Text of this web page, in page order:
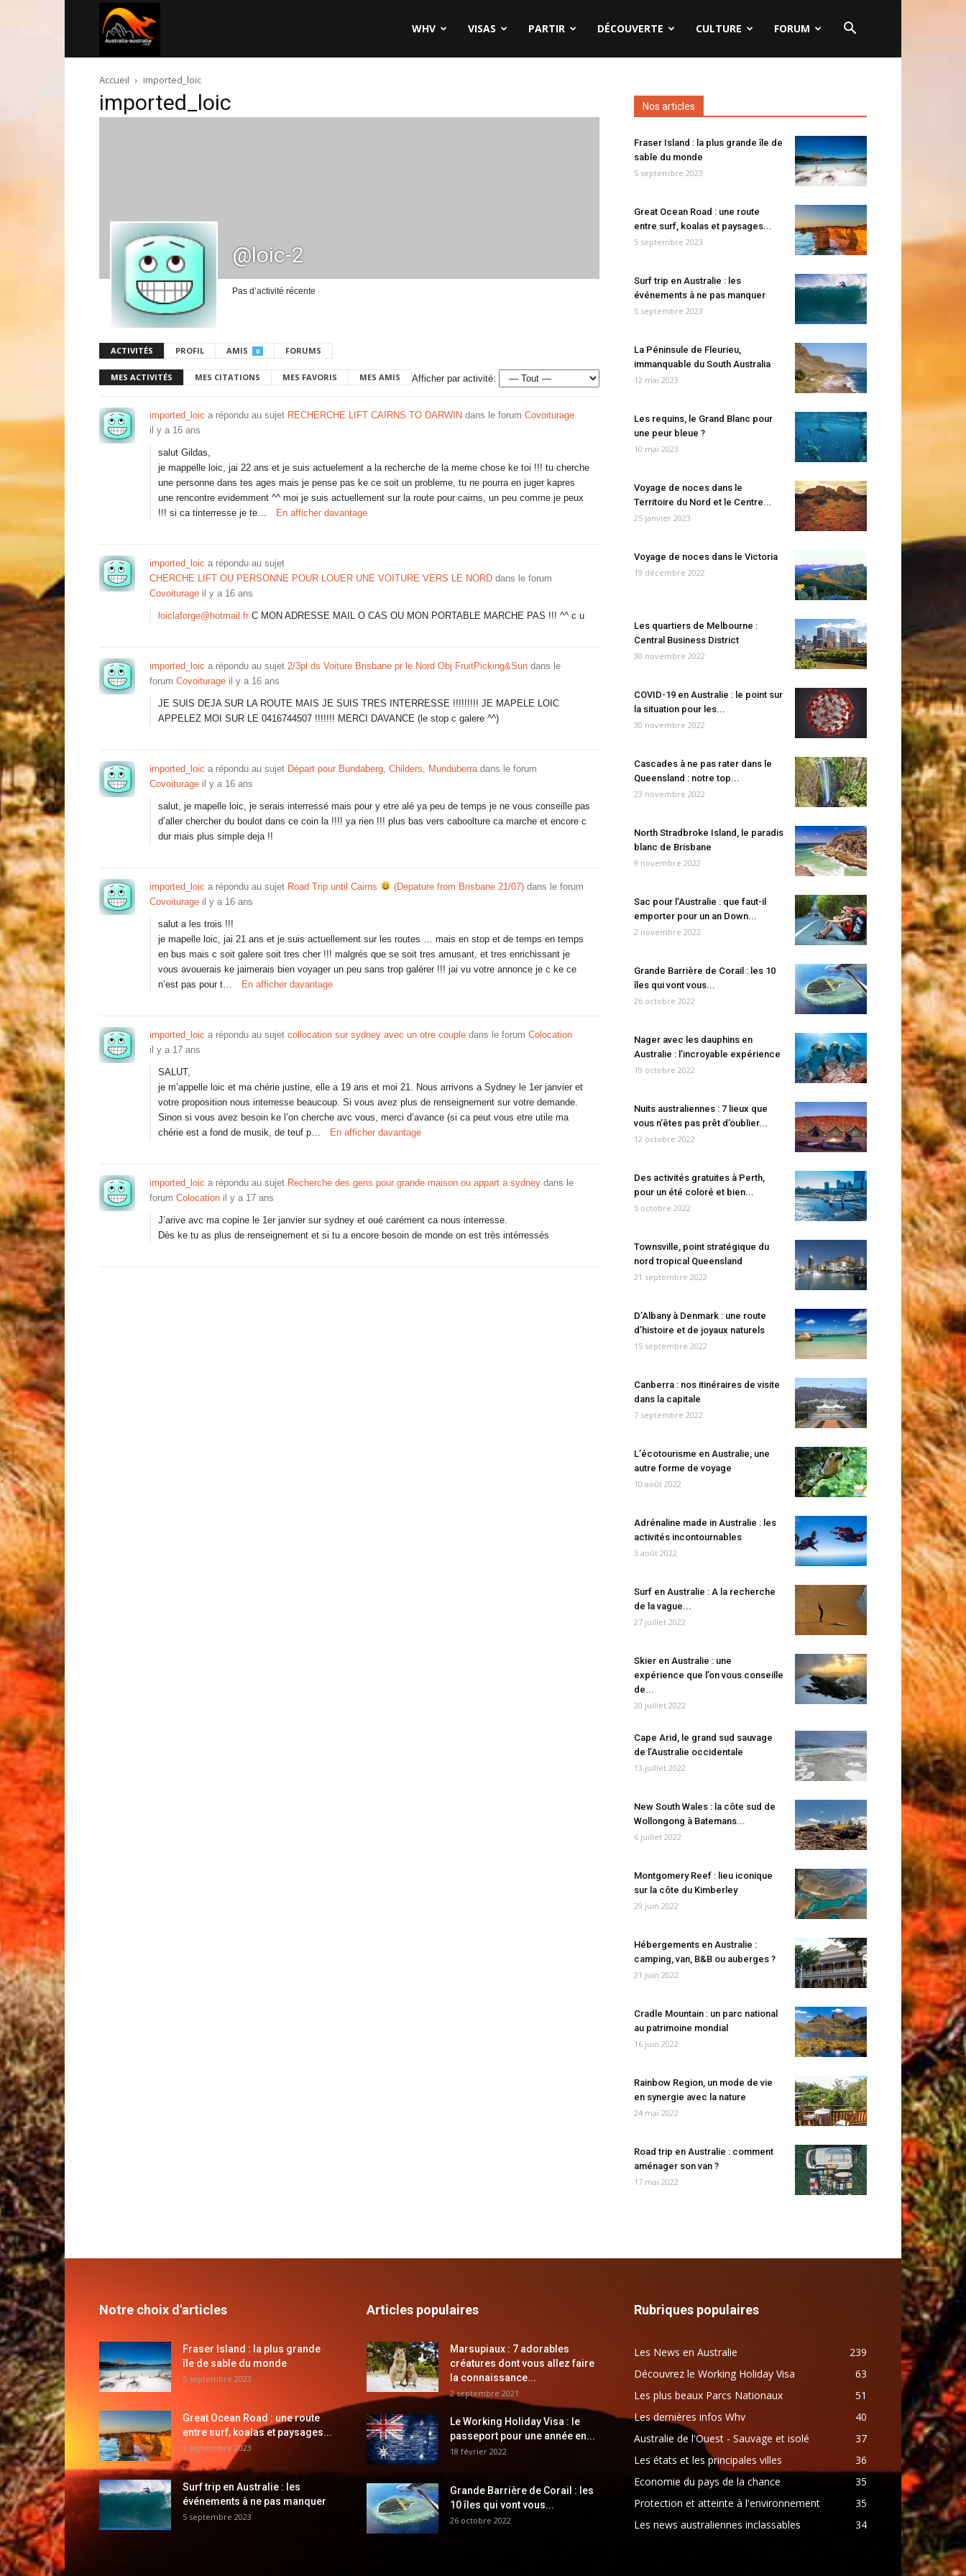
australie.com
WHV VISAS PARTIR DÉCOUVERTE CULTURE FORUM
Accueil imported_loic
imported_loic
@loic-2
Pas d’activité récente
ACTIVITÉS PROFIL AMIS 0 FORUMS
MES ACTIVITÉS MES CITATIONS MES FAVORIS MES AMIS Afficher par activité:
imported_loic a répondu au sujet RECHERCHE LIFT CAIRNS TO DARWIN dans le forum Covoiturage
il y a 16 ans
salut Gildas,
je mappelle loic, jai 22 ans et je suis actuelement a la recherche de la meme chose ke toi !!! tu cherche
une personne dans tes ages mais je pense pas ke ce soit un probleme, tu ne pourra en juger kapres
une rencontre evidemment ^^ moi je suis actuellement sur la route pour cairns, un peu comme je peux
!!! si ca tinterresse je te…
En afficher davantage
imported_loic a répondu au sujet
CHERCHE LIFT OU PERSONNE POUR LOUER UNE VOITURE VERS LE NORD dans le forum
Covoiturage il y a 16 ans
loiclaforge@hotmail.fr C MON ADRESSE MAIL O CAS OU MON PORTABLE MARCHE PAS !!! ^^ c u
imported_loic a répondu au sujet 2/3pl ds Voiture Brisbane pr le Nord Obj FruitPicking&Sun dans le
forum Covoiturage il y a 16 ans
JE SUIS DEJA SUR LA ROUTE MAIS JE SUIS TRES INTERRESSE !!!!!!!!! JE MAPELE LOIC
APPELEZ MOI SUR LE 0416744507 !!!!!!! MERCI DAVANCE (le stop c galere ^^)
imported_loic a répondu au sujet Départ pour Bundaberg, Childers, Munduberradans le forum
Covoiturage il y a 16 ans
salut, je mapelle loic, je serais interressé mais pour y etre alé ya peu de temps je ne vous conseille pas
d’aller chercher du boulot dans ce coin la !!!! ya rien !!! plus bas vers caboolture ca marche et encore c
dur mais plus simple deja !!
imported_loic a répondu au sujet Road Trip until Cairns (Depature from Brisbane 21/07)dans le forum
Covoiturage il y a 16 ans
salut a les trois !!!
je mapelle loic, jai 21 ans et je suis actuellement sur les routes … mais en stop et de temps en temps
en bus mais c soit galere soit tres cher !!! malgrés que se soit tres amusant, et tres enrichissant je
vous avouerais ke jaimerais bien voyager un peu sans trop galérer !!! jai vu votre annonce je c ke ce
n’est pas pour t…
En afficher davantage
imported_loic a répondu au sujet collocation sur sydney avec un otre couple dans le forum Colocation
il y a 17 ans
SALUT,
je m’appelle loic et ma chérie justine, elle a 19 ans et moi 21. Nous arrivons a Sydney le 1er janvier et
votre proposition nous interresse beaucoup. Si vous avez plus de renseignement sur votre demande.
Sinon si vous avez besoin ke l’on cherche avc vous, merci d’avance (si ca peut vous etre utile ma
chérie est a fond de musik, de teuf p…
En afficher davantage
imported_loic a répondu au sujet Recherche des gens pour grande maison ou appart a sydney dans le
forum Colocation il y a 17 ans
J’arive avc ma copine le 1er janvier sur sydney et oué carément ca nous interresse.
Dès ke tu as plus de renseignement et si tu a encore besoin de monde on est très intérressés
Nos articles
Fraser Island : la plus grande île de
sable du monde
5 septembre 2023
Great Ocean Road : une route
entre surf, koalas et paysages...
5 septembre 2023
Surf trip en Australie : les
événements à ne pas manquer
5 septembre 2023
La Péninsule de Fleurieu,
immanquable du South Australia
12 mai 2023
Les requins, le Grand Blanc pour
une peur bleue ?
10 mai 2023
Voyage de noces dans le
Territoire du Nord et le Centre...
25 janvier 2023
Voyage de noces dans le Victoria
19 décembre 2022
Les quartiers de Melbourne :
Central Business District
30 novembre 2022
COVID-19 en Australie : le point sur
la situation pour les...
30 novembre 2022
Cascades à ne pas rater dans le
Queensland : notre top...
23 novembre 2022
North Stradbroke Island, le paradis
blanc de Brisbane
9 novembre 2022
Sac pour l’Australie : que faut-il
emporter pour un an Down...
2 novembre 2022
Grande Barrière de Corail : les 10
îles qui vont vous...
26 octobre 2022
Nager avec les dauphins en
Australie : l’incroyable expérience
19 octobre 2022
Nuits australiennes : 7 lieux que
vous n’êtes pas prêt d’oublier...
12 octobre 2022
Des activités gratuites à Perth,
pour un été coloré et bien...
5 octobre 2022
Townsville, point stratégique du
nord tropical Queensland
21 septembre 2022
D’Albany à Denmark : une route
d’histoire et de joyaux naturels
15 septembre 2022
Canberra : nos itinéraires de visite
dans la capitale
7 septembre 2022
L’écotourisme en Australie, une
autre forme de voyage
10 août 2022
Adrénaline made in Australie : les
activités incontournables
3 août 2022
Surf en Australie : A la recherche
de la vague...
27 juillet 2022
Skier en Australie : une
expérience que l’on vous conseille
de...
20 juillet 2022
Cape Arid, le grand sud sauvage
de l’Australie occidentale
13 juillet 2022
New South Wales : la côte sud de
Wollongong à Batemans...
6 juillet 2022
Montgomery Reef : lieu iconique
sur la côte du Kimberley
29 juin 2022
Hébergements en Australie :
camping, van, B&B ou auberges ?
21 juin 2022
Cradle Mountain : un parc national
au patrimoine mondial
16 juin 2022
Rainbow Region, un mode de vie
en synergie avec la nature
24 mai 2022
Road trip en Australie : comment
aménager son van ?
17 mai 2022
Notre choix d'articles
Fraser Island : la plus grande
île de sable du monde
5 septembre 2023
Great Ocean Road : une route
entre surf, koalas et paysages...
5 septembre 2023
Surf trip en Australie : les
événements à ne pas manquer
5 septembre 2023
Articles populaires
Marsupiaux : 7 adorables
créatures dont vous allez faire
la connaissance...
2 septembre 2021
Le Working Holiday Visa : le
passeport pour une année en...
18 février 2022
Grande Barrière de Corail : les
10 îles qui vont vous...
26 octobre 2022
Rubriques populaires
Les News en Australie
239
Découvrez le Working Holiday Visa
63
Les plus beaux Parcs Nationaux
51
Les dernières infos Whv
40
Australie de l'Ouest - Sauvage et isolé
37
Les états et les principales villes
36
Economie du pays de la chance
35
Protection et atteinte à l'environnement
35
Les news australiennes inclassables
34